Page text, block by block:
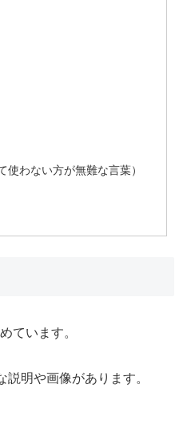
使わない方が無難な言葉）
ています。
説明や画像があります。